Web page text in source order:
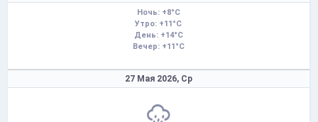
Ночь: +8°C
Утро: +11°C
День: +14°C
Вечер: +11°C
27 Мая 2026, Ср